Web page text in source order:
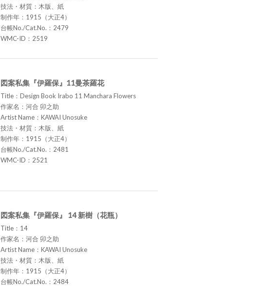
技法・材質：木版、紙
制作年：1915（大正4）
台帳No./Cat.No.：2479
WMC-ID：2519
図案私集『伊羅保』11曼茶羅花
Title：Design Book Irabo 11 Manchara Flowers
作家名：河合 卯之助
Artist Name：KAWAI Unosuke
技法・材質：木版、紙
制作年：1915（大正4）
台帳No./Cat.No.：2481
WMC-ID：2521
図案私集『伊羅保』 14 新樹（花瓶）
Title：14
作家名：河合 卯之助
Artist Name：KAWAI Unosuke
技法・材質：木版、紙
制作年：1915（大正4）
台帳No./Cat.No.：2484